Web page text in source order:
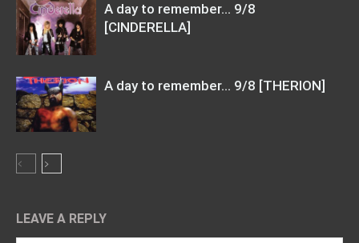
A day to remember… 9/8
[CINDERELLA]
A day to remember… 9/8 [THERION]
LEAVE A REPLY